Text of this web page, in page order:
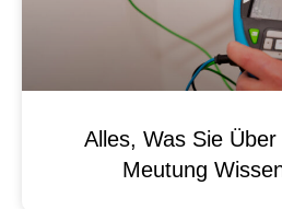
Alles, Was Sie
Meutung